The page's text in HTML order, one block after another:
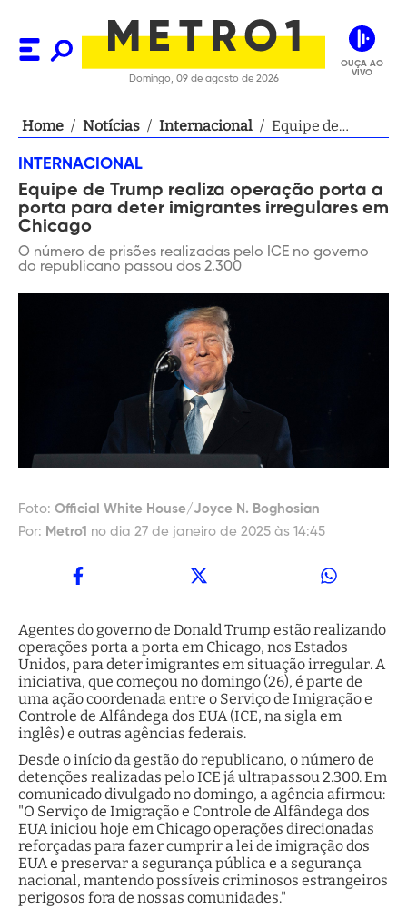
Domingo, 09 de agosto de 2026
OUÇA AO
VIVO
Home / Notícias / Internacional / Equipe de
porta para deter
imigrantes
Chicago
INTERNACIONAL
Equipe de Trump realiza operação porta a
porta para deter imigrantes irregulares em
Chicago
O número de prisões realizadas pelo ICE no governo
do republicano passou dos 2.300
Foto: Official White House/Joyce N. Boghosian
Por: Metro1 no dia 27 de janeiro de 2025 às 14:45
Agentes do governo de Donald Trump estão realizando
operações porta a porta em Chicago, nos Estados
Unidos, para deter imigrantes em situação irregular. A
iniciativa, que começou no domingo (26), é parte de
uma ação coordenada entre o Serviço de Imigração e
Controle de Alfândega dos EUA (ICE, na sigla em
inglês) e outras agências federais.
Desde o início da gestão do republicano, o número de
detenções realizadas pelo ICE já ultrapassou 2.300. Em
comunicado divulgado no domingo, a agência afirmou:
"O Serviço de Imigração e Controle de Alfândega dos
EUA iniciou hoje em Chicago operações direcionadas
reforçadas para fazer cumprir a lei de imigração dos
EUA e preservar a segurança pública e a segurança
nacional, mantendo possíveis criminosos estrangeiros
perigosos fora de nossas comunidades."